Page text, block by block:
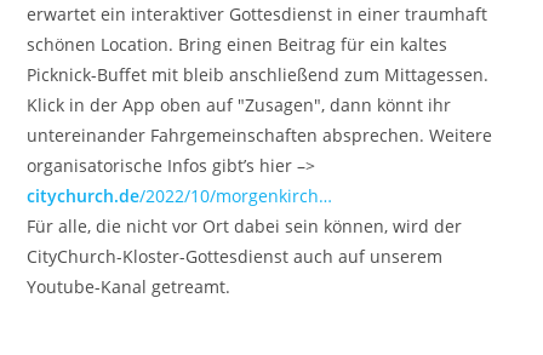
erwartet ein interaktiver Gottesdienst in einer traumhaft
schönen Location. Bring einen Beitrag für ein kaltes
Picknick-Buffet mit bleib anschließend zum Mittagessen.
Klick in der App oben auf "Zusagen", dann könnt ihr
untereinander Fahrgemeinschaften absprechen. Weitere
organisatorische Infos gibt’s hier –>
citychurch.de/2022/10/morgenkirch…
Für alle, die nicht vor Ort dabei sein können, wird der
CityChurch-Kloster-Gottesdienst auch auf unserem
Youtube-Kanal getreamt.